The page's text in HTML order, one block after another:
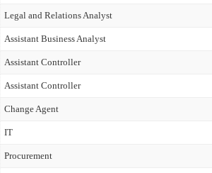
Legal and Relations Analyst
Assistant Business Analyst
Assistant Controller
Assistant Controller
Change Agent
IT
Procurement